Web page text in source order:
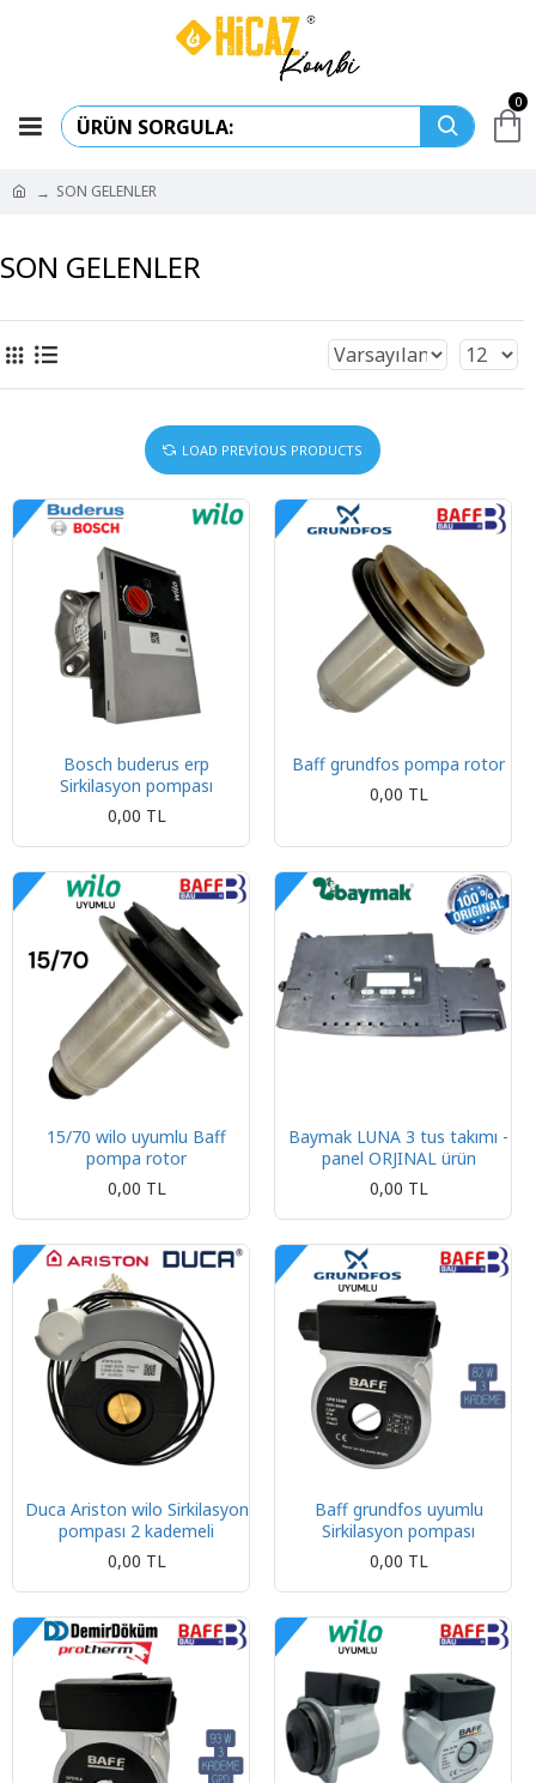
0
SON GELENLER
SON GELENLER
LOAD PREVIOUS PRODUCTS
Bosch buderus erp
Sirkilasyon pompası
0,00 TL
Baff grundfos pompa rotor
0,00 TL
15/70 wilo uyumlu Baff
pompa rotor
0,00 TL
Baymak LUNA 3 tus takımı -
panel ORJINAL ürün
0,00 TL
Duca Ariston wilo Sirkilasyon
pompası 2 kademeli
0,00 TL
Baff grundfos uyumlu
Sirkilasyon pompası
0,00 TL